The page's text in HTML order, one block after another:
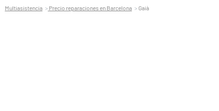
Multiasistencia Precio reparaciones en Barcelona Gaià